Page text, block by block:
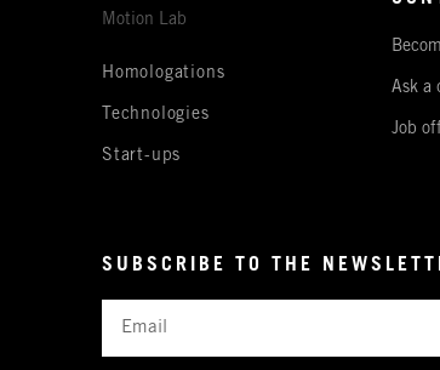
Motion Lab
Homologations
Technologies
Start-ups
Ask a
Job
SUBSCRIBE TO THE